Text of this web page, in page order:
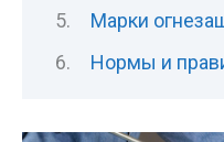
Марки
Нормы и